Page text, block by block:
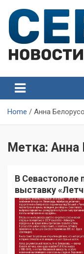
content
Севастополя
Home Анна
Метка: Анна
В Севастополе
выставку